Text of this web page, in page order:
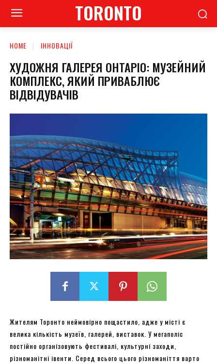
TORONTO
HOME ІННОВАЦІЇ
ХУДОЖНЯ ГАЛЕРЕЯ ОНТАРІО: МУЗЕЙНИЙ
КОМПЛЕКС, ЯКИЙ ПРИВАБЛЮЄ
ВІДВІДУВАЧІВ
Жителям Торонто неймовірно пощастило, адже у місті є
велика кількість музеїв, галерей, виставок. У мегаполіс
постійно організовують фестивалі, культурні заходи,
різноманітні івенти. Серед всього цього різноманіття варто